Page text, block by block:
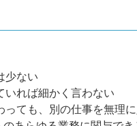
少ない
いれば細かく言わない
っても、別の仕事を無理